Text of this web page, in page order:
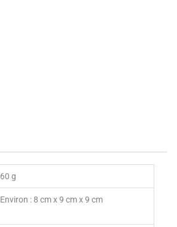
60 g
Environ : 8 cm x 9 cm x 9 cm